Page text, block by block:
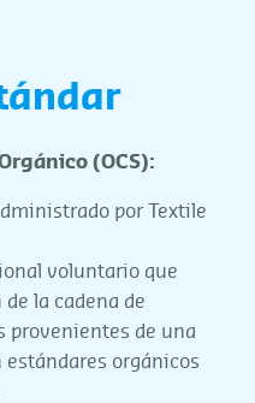
(OCS):
por Textile
voluntario que
la cadena de
provenientes de una
orgánicos